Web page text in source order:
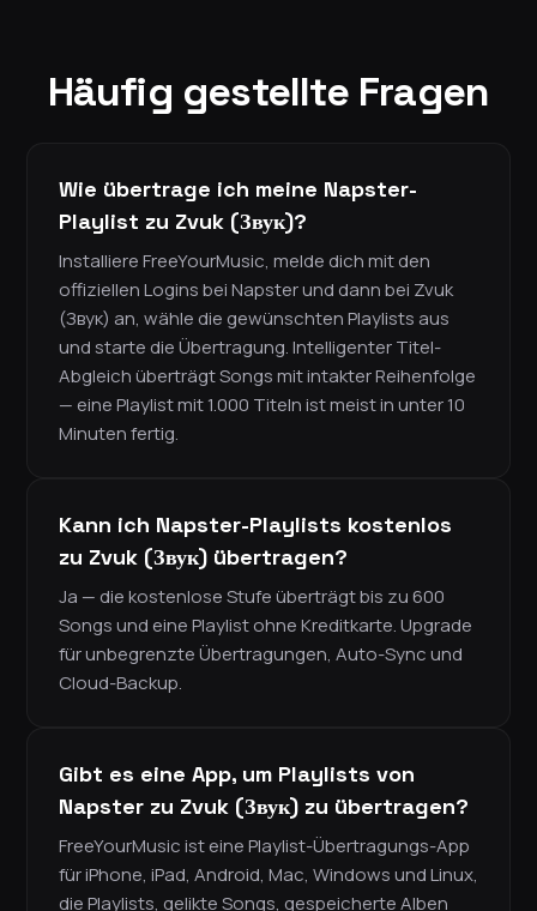
Häufig gestellte Fragen
Wie übertrage ich meine Napster-
Playlist zu Zvuk (Звук)?
Installiere FreeYourMusic, melde dich mit den
offiziellen Logins bei Napster und dann bei Zvuk
(Звук) an, wähle die gewünschten Playlists aus
und starte die Übertragung. Intelligenter Titel-
Abgleich überträgt Songs mit intakter Reihenfolge
— eine Playlist mit 1.000 Titeln ist meist in unter 10
Minuten fertig.
Kann ich Napster-Playlists kostenlos
zu Zvuk (Звук) übertragen?
Ja — die kostenlose Stufe überträgt bis zu 600
Songs und eine Playlist ohne Kreditkarte. Upgrade
für unbegrenzte Übertragungen, Auto-Sync und
Cloud-Backup.
Gibt es eine App, um Playlists von
Napster zu Zvuk (Звук) zu übertragen?
FreeYourMusic ist eine Playlist-Übertragungs-App
für iPhone, iPad, Android, Mac, Windows und Linux,
die Playlists, gelikte Songs, gespeicherte Alben